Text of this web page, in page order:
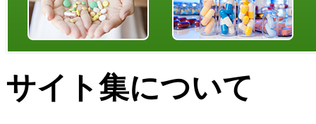
サイト集について